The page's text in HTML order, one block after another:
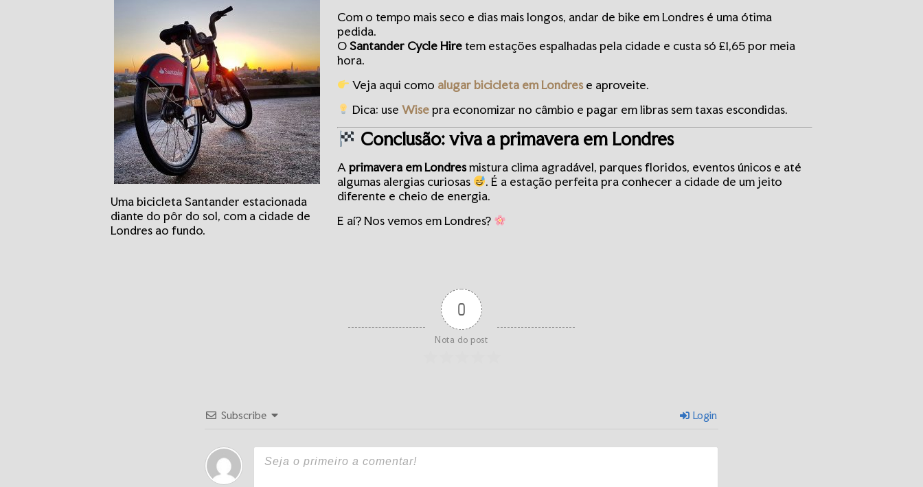
Uma bicicleta Santander estacionada
diante do pôr do sol, com a cidade de
Londres ao fundo.
Com o tempo mais seco e dias mais longos, andar de bike em Londres é uma ótima
pedida.
OSantander Cycle Hiretem estações espalhadas pela cidade e custa só £1,65 por meia
hora.
Veja aqui como alugar bicicleta em Londres e aproveite.
Dica: useWisepra economizar no câmbio e pagar em libras sem taxas escondidas.
Conclusão: viva a primavera em Londres
Aprimavera em Londresmistura clima agradável, parques floridos, eventos únicos e até
algumas alergias curiosas
. É a estação perfeita pra conhecer a cidade de um jeito
diferente e cheio de energia.
E aí? Nos vemos em Londres?
0
Nota do post
Subscribe Login